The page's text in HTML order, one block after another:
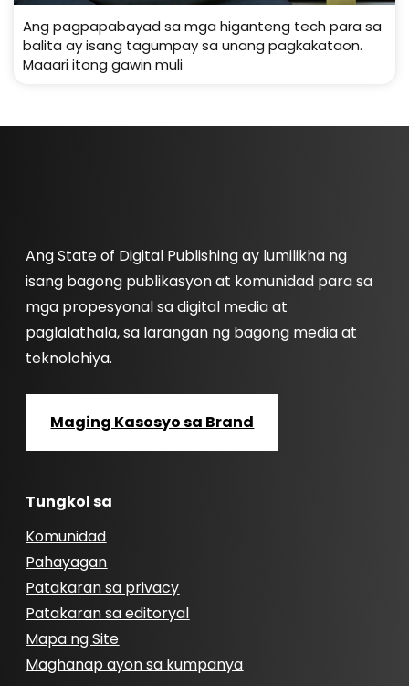
Ang pagpapabayad sa mga higanteng tech para sa
balita ay isang tagumpay sa unang pagkakataon.
Maaari itong gawin muli
Ang State of Digital Publishing ay lumilikha ng
isang bagong publikasyon at komunidad para sa
mga propesyonal sa digital media at
paglalathala, sa larangan ng bagong media at
teknolohiya.
Maging Kasosyo sa Brand
Tungkol sa
Komunidad
Pahayagan
Patakaran sa privacy
Patakaran sa editoryal
Mapa ng Site
Maghanap ayon sa kumpanya